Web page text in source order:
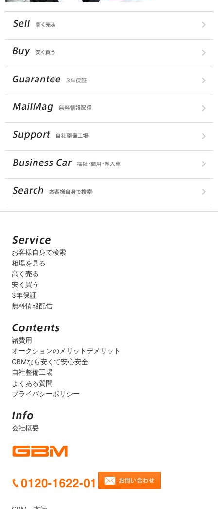
お客様自身で検索
相場を見る
高く売る
安く買う
3年保証
無料情報配信
諸費用
オークションのメリットデメリット
GBMなら安くて安心安全
自社整備工場
よくある質問
プライバシーポリシー
会社概要